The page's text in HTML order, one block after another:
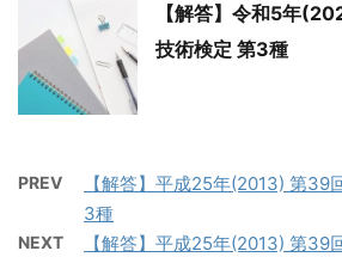
【解答】令和5年
技術検定 第3種
PREV
【解答】平成25年(2013) 第39
3種
NEXT
【解答】平成25年(2013) 第39